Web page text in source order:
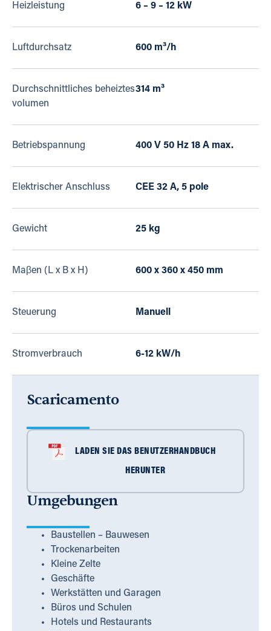
Heizleistung 6 – 9 – 12 kW
Luftdurchsatz 600 m³/h
Durchschnittliches beheiztes
volumen
314 m³
Betriebspannung 400 V 50 Hz 18 A max.
Elektrischer Anschluss CEE 32 A, 5 pole
Gewicht 25 kg
Maβen (L x B x H) 600 x 360 x 450 mm
Steuerung Manuell
Stromverbrauch 6-12 kW/h
Scaricamento
LADEN SIE DAS BENUTZERHANDBUCH
HERUNTER
Umgebungen
Baustellen – Bauwesen
Trockenarbeiten
Kleine Zelte
Geschäfte
Werkstätten und Garagen
Büros und Schulen
Hotels und Restaurants